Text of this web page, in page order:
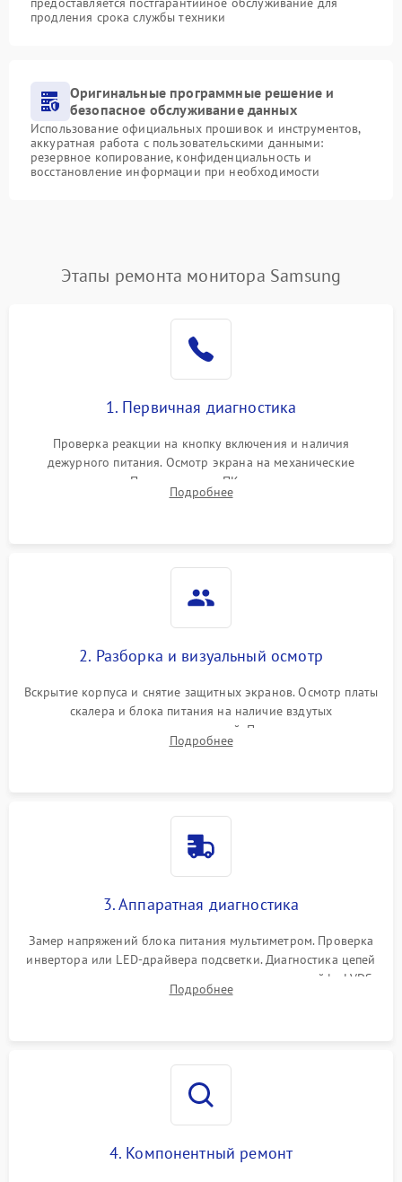
продления срока службы техники
Оригинальные программные решение и
безопасное обслуживание данных
Использование официальных прошивок и инструментов,
аккуратная работа с пользовательскими данными:
резервное копирование, конфиденциальность и
восстановление информации при необходимости
Этапы ремонта монитора Samsung
1. Первичная диагностика
Проверка реакции на кнопку включения и наличия
дежурного питания. Осмотр экрана на механические
повреждения. Подключение к ПК для оценки вывода
изображения, работы подсветки и выявления артефактов на
Подробнее
2. Разборка и визуальный осмотр
Вскрытие корпуса и снятие защитных экранов. Осмотр платы
скалера и блока питания на наличие вздутых
конденсаторов, прогаров, окислений. Проверка надежности
контактов и целостности шлейфов матрицы.
Подробнее
3. Аппаратная диагностика
Замер напряжений блока питания мультиметром. Проверка
инвертора или LED-драйвера подсветки. Диагностика цепей
питания скалера и тестирование сигналов на шлейфе LVDS
Подробнее
4. Компонентный ремонт